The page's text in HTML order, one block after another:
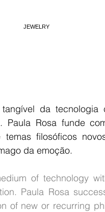
JEWELRY
da
Rosa funde
filosóficos
da emoção.
of technology
Paula Rosa
of new or recurring